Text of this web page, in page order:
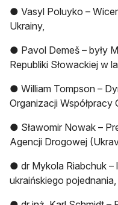
● Vasyl Poluyko –
Ukrainy,
● Pavol Demeš – były
Republiki Słowackiej w
● William Tompson –
Organizacji
● Sławomir Nowak –
Agencji Drogowej
● dr Mykola Riabchuk –
ukraińskiego pojednania,